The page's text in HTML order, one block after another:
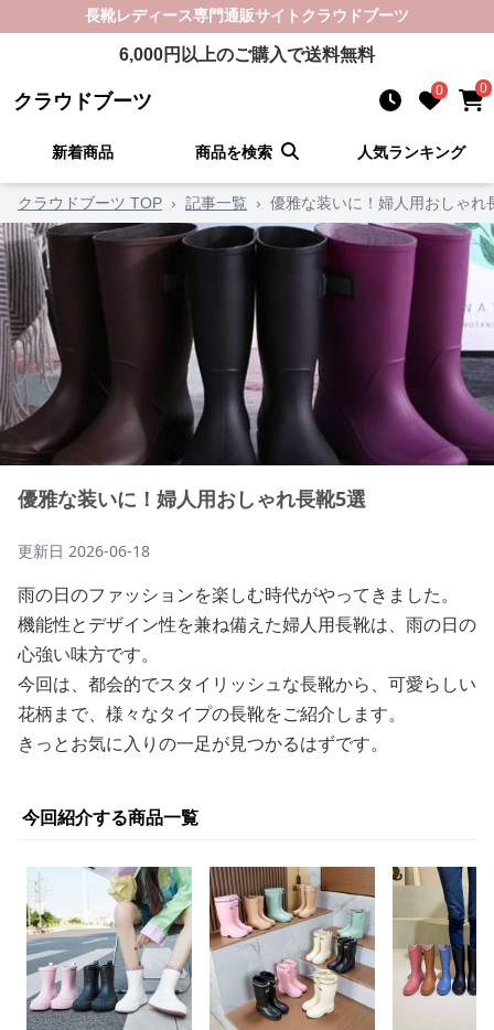
長靴レディース専門通販サイト クラウドブーツ
6,000円以上のご購入で送料無料
クラウドブーツ 0 0
新着商品 商品を検索 人気ランキング
クラウドブーツ TOP › 記事一覧 › 優雅な装いに！婦人用おしゃれ
優雅な装いに！婦人用おしゃれ長靴5選
更新日 2026-06-18
雨の日のファッションを楽しむ時代がやってきました。
機能性とデザイン性を兼ね備えた婦人用長靴は、雨の日の
心強い味方です。
今回は、都会的でスタイリッシュな長靴から、可愛らしい
花柄まで、様々なタイプの長靴をご紹介します。
きっとお気に入りの一足が見つかるはずです。
今回紹介する商品一覧